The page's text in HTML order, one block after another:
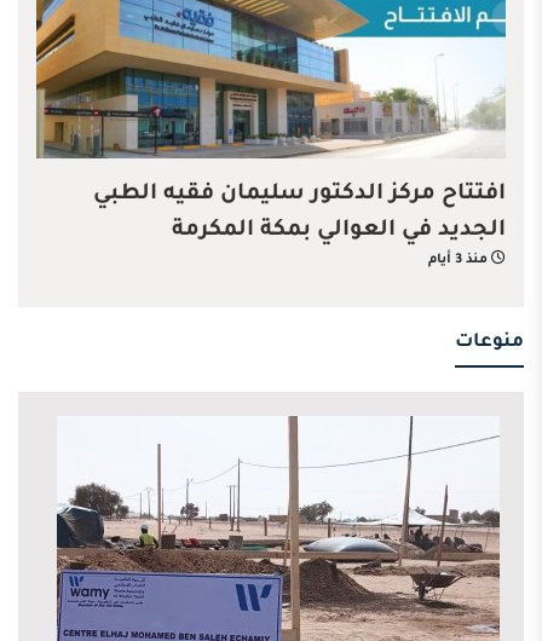
افتتاح مركز الدكتور سليمان فقيه الطبي
الجديد في العوالي بمكة المكرمة
منذ 3 أيام
منوعات